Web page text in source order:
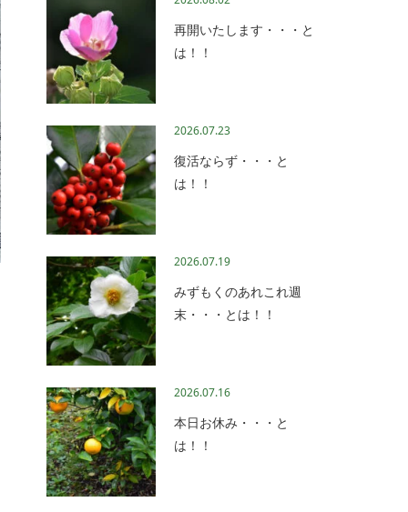
再開いたします・・・と
は！！
2026.07.23
復活ならず・・・と
は！！
2026.07.19
みずもくのあれこれ週
末・・・とは！！
2026.07.16
本日お休み・・・と
は！！